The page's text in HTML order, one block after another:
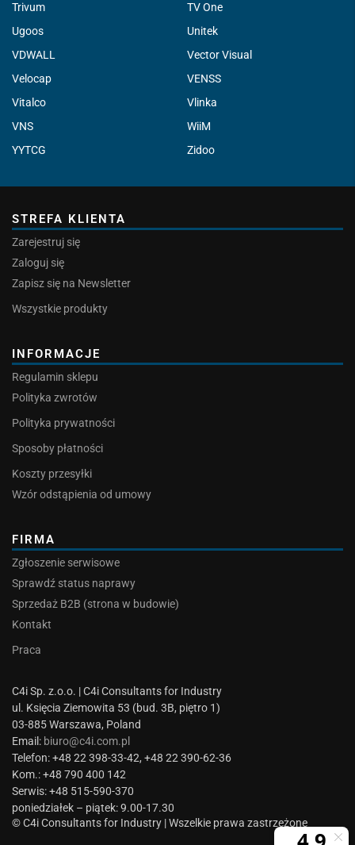
Trivum
TV One
Ugoos
Unitek
VDWALL
Vector Visual
Velocap
VENSS
Vitalco
Vlinka
VNS
WiiM
YYTCG
Zidoo
STREFA KLIENTA
Zarejestruj się
Zaloguj się
Zapisz się na Newsletter
Wszystkie produkty
INFORMACJE
Regulamin sklepu
Polityka zwrotów
Polityka prywatności
Sposoby płatności
Koszty przesyłki
Wzór odstąpienia od umowy
FIRMA
Zgłoszenie serwisowe
Sprawdź status naprawy
Sprzedaż B2B (strona w budowie)
Kontakt
Praca
C4i Sp. z.o.o. | C4i Consultants for Industry
ul. Księcia Ziemowita 53 (bud. 3B, piętro 1)
03-885 Warszawa, Poland
Email: biuro@c4i.com.pl
Telefon: +48 22 398-33-42, +48 22 390-62-36
Kom.: +48 790 400 142
Serwis: +48 515-590-370
poniedziałek – piątek: 9.00-17.30
© C4i Consultants for Industry | Wszelkie prawa zastrzeżone